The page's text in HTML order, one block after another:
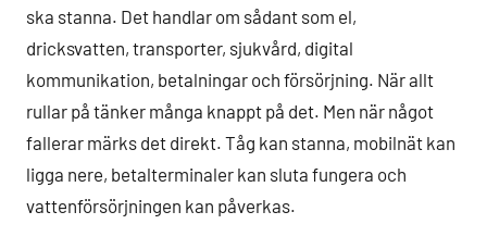
ska stanna. Det handlar om sådant som el,
dricksvatten, transporter, sjukvård, digital
kommunikation, betalningar och försörjning. När allt
rullar på tänker många knappt på det. Men när något
fallerar märks det direkt. Tåg kan stanna, mobilnät kan
ligga nere, betalterminaler kan sluta fungera och
vattenförsörjningen kan påverkas.